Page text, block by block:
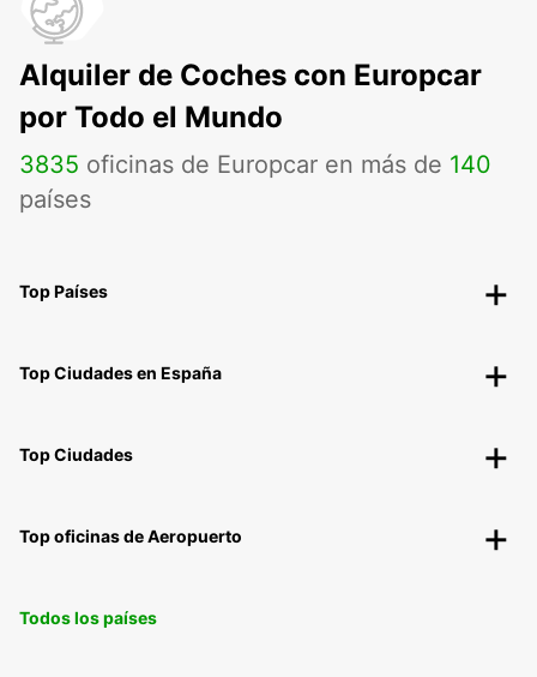
Alquiler de Coches con Europcar
por Todo el Mundo
3835 oficinas de Europcar en más de 140
países
Top Países
Top Ciudades en España
Top Ciudades
Top oficinas de Aeropuerto
Todos los países